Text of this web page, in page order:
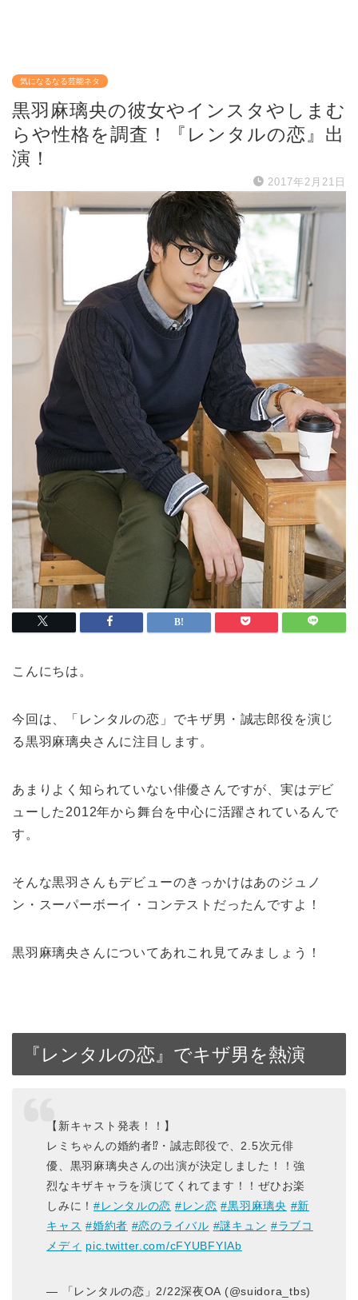
気になるなる芸能ネタ
黒羽麻璃央の彼女やインスタやしまむ
らや性格を調査！『レンタルの恋』出
演！
2017年2月21日
こんにちは。
今回は、「レンタルの恋」でキザ男・誠志郎役を演じ
る黒羽麻璃央さんに注目します。
あまりよく知られていない俳優さんですが、実はデビ
ューした2012年から舞台を中心に活躍されているんで
す。
そんな黒羽さんもデビューのきっかけはあのジュノ
ン・スーパーボーイ・コンテストだったんですよ！
黒羽麻璃央さんについてあれこれ見てみましょう！
『レンタルの恋』でキザ男を熱演
【新キャスト発表！！】
レミちゃんの婚約者⁉︎・誠志郎役で、2.5次元俳
優、黒羽麻璃央さんの出演が決定しました！！強
烈なキザキャラを演じてくれてます！！ぜひお楽
しみに！#レンタルの恋 #レン恋 #黒羽麻璃央 #新
キャス #婚約者 #恋のライバル #謎キュン #ラブコ
メディ pic.twitter.com/cFYUBFYIAb
— 「レンタルの恋」2/22深夜OA (@suidora_tbs)